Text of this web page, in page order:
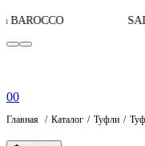
SALE на
00
Главная Каталог Туфли